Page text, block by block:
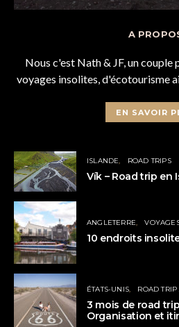
A
Nous c'est Nath & JF, un couple
voyages insolites, d'écotourisme
EN SAVOIR
ISLANDE ROAD TRIPS
Vík – Road trip en
ANGLETERRE
10 endroits
ÉTATS-UNIS ROAD
3 mois de road trip
Organisation et